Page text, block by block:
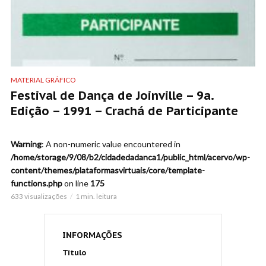
MATERIAL GRÁFICO
Festival de Dança de Joinville – 9a.
Edição – 1991 – Crachá de Participante
Warning: A non-numeric value encountered in
/home/storage/9/08/b2/cidadedadanca1/public_html/acervo/wp-
content/themes/plataformasvirtuais/core/template-
functions.phpon line 175
633 visualizações 1 min. leitura
INFORMAÇÕES
Título